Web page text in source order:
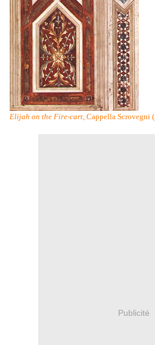
Elijah on the Fire-cart, Cappella Scrovegni
Publicité